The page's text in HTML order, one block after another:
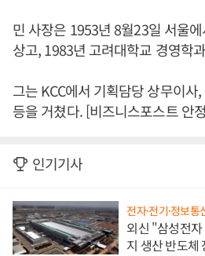
민 사장은 1953년 8월23일 서울
상고, 1983년 고려대학교 경영학
그는 KCC에서 기획담당 상무이
등을 거쳤다. [비즈니스포스트 안
인기기사
전자·전기·정보통
외신 "삼성전자
지 생산 반도체